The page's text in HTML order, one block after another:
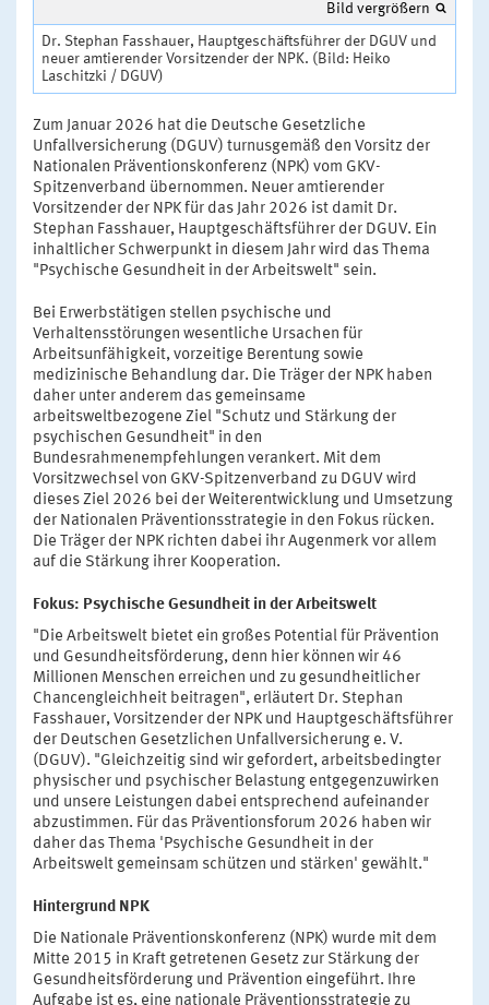
Bild vergrößern
Dr. Stephan Fasshauer, Hauptgeschäftsführer der DGUV und
neuer amtierender Vorsitzender der NPK. (Bild: Heiko
Laschitzki / DGUV)
Zum Januar 2026 hat die Deutsche Gesetzliche
Unfallversicherung (DGUV) turnusgemäß den Vorsitz der
Nationalen Präventionskonferenz (NPK) vom GKV-
Spitzenverband übernommen. Neuer amtierender
Vorsitzender der NPK für das Jahr 2026 ist damit Dr.
Stephan Fasshauer, Hauptgeschäftsführer der DGUV. Ein
inhaltlicher Schwerpunkt in diesem Jahr wird das Thema
"Psychische Gesundheit in der Arbeitswelt" sein.
Bei Erwerbstätigen stellen psychische und
Verhaltensstörungen wesentliche Ursachen für
Arbeitsunfähigkeit, vorzeitige Berentung sowie
medizinische Behandlung dar. Die Träger der NPK haben
daher unter anderem das gemeinsame
arbeitsweltbezogene Ziel "Schutz und Stärkung der
psychischen Gesundheit" in den
Bundesrahmenempfehlungen verankert. Mit dem
Vorsitzwechsel von GKV-Spitzenverband zu DGUV wird
dieses Ziel 2026 bei der Weiterentwicklung und Umsetzung
der Nationalen Präventionsstrategie in den Fokus rücken.
Die Träger der NPK richten dabei ihr Augenmerk vor allem
auf die Stärkung ihrer Kooperation.
Fokus: Psychische Gesundheit in der Arbeitswelt
"Die Arbeitswelt bietet ein großes Potential für Prävention
und Gesundheitsförderung, denn hier können wir 46
Millionen Menschen erreichen und zu gesundheitlicher
Chancengleichheit beitragen", erläutert Dr. Stephan
Fasshauer, Vorsitzender der NPK und Hauptgeschäftsführer
der Deutschen Gesetzlichen Unfallversicherung e. V.
(DGUV). "Gleichzeitig sind wir gefordert, arbeitsbedingter
physischer und psychischer Belastung entgegenzuwirken
und unsere Leistungen dabei entsprechend aufeinander
abzustimmen. Für das Präventionsforum 2026 haben wir
daher das Thema 'Psychische Gesundheit in der
Arbeitswelt gemeinsam schützen und stärken' gewählt."
Hintergrund NPK
Die Nationale Präventionskonferenz (NPK) wurde mit dem
Mitte 2015 in Kraft getretenen Gesetz zur Stärkung der
Gesund­heitsförderung und Prävention eingeführt. Ihre
Aufgabe ist es, eine nationale Präventionsstrategie zu